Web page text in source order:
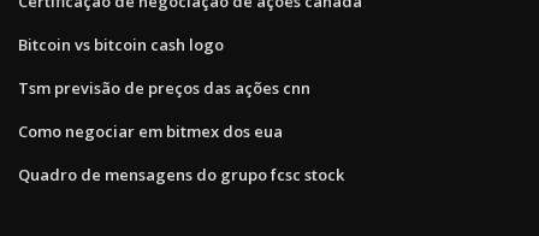
Bitcoin vs bitcoin cash logo
Tsm previsão de preços das ações cnn
Como negociar em bitmex dos eua
Quadro de mensagens do grupo fcsc stock